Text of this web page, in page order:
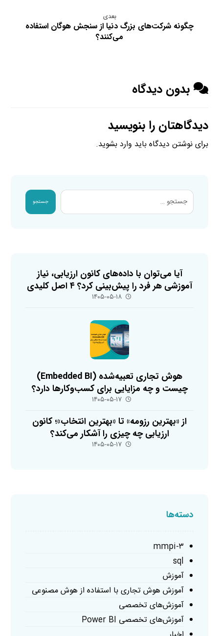
بعدی
چگونه شرکت‌های بزرگ دنیا از سنجش هوگان استفاده
می‌کنند؟
بدون دیدگاه
دیدگاهتان را بنویسید
برای نوشتن دیدگاه باید وارد بشوید.
جستجو
آیا می‌توان با داده‌های کانون ارزیابی، نیاز
آموزشی هر فرد را پیش‌بینی کرد؟ ۴ اصل کلیدی
۱۴۰۵-۰۵-۱۸
هوش تجاری تعبیه‌شده (Embedded BI)
چیست و چه مزایایی برای کسب‌وکارها دارد؟
۱۴۰۵-۰۵-۱۷
از «بهترین رزومه» تا «بهترین انتخاب»؛ کانون
ارزیابی چه چیزی را آشکار می‌کند؟
۱۴۰۵-۰۵-۱۷
دسته‌ها
mmpi-۳
sql
آموزش
آموزش هوش تجاری با استفاده از هوش مصنوعی
آموزش‌های تخصصی
آموزش‌های تخصصی Power BI